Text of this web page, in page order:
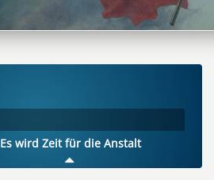
Es wird Zeit für die Anstalt